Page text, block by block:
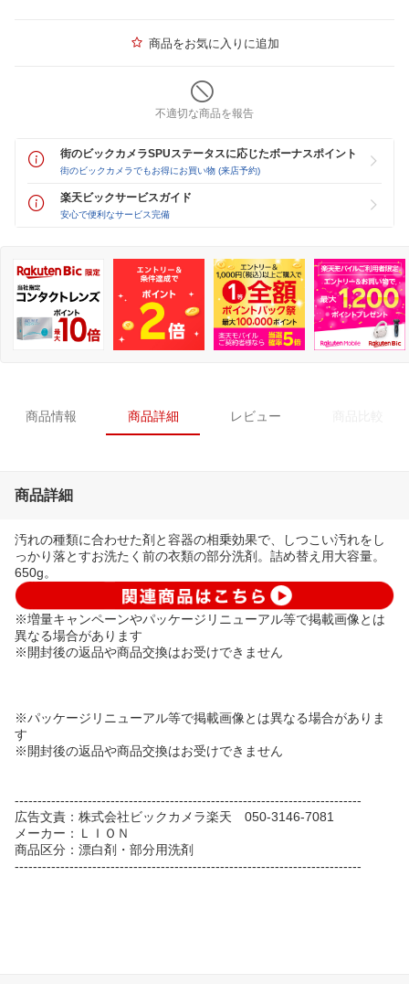
商品をお気に入りに追加
不適切な商品を報告
街のビックカメラSPUステータスに応じたボーナスポイント
街のビックカメラでもお得にお買い物 (来店予約)
楽天ビックサービスガイド
安心で便利なサービス完備
商品情報 商品詳細 レビュー
商品詳細
汚れの種類に合わせた剤と容器の相乗効果で、しつこい汚れをし
っかり落とすお洗たく前の衣類の部分洗剤。詰め替え用大容量。
650g。
※増量キャンペーンやパッケージリニューアル等で掲載画像とは
異なる場合があります
※開封後の返品や商品交換はお受けできません
※パッケージリニューアル等で掲載画像とは異なる場合がありま
す
※開封後の返品や商品交換はお受けできません
----------------------------------------------------------------------------
広告文責：株式会社ビックカメラ楽天 050-3146-7081
メーカー：ＬＩＯＮ
商品区分：漂白剤・部分用洗剤
----------------------------------------------------------------------------